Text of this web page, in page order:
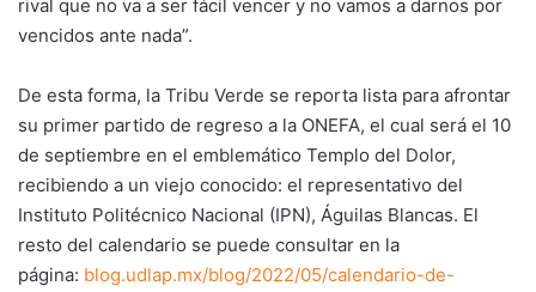
rival que no va a ser fácil vencer y no vamos a darnos por
vencidos ante nada”.
De esta forma, la Tribu Verde se reporta lista para afrontar
su primer partido de regreso a la ONEFA, el cual será el 10
de septiembre en el emblemático Templo del Dolor,
recibiendo a un viejo conocido: el representativo del
Instituto Politécnico Nacional (IPN), Águilas Blancas. El
resto del calendario se puede consultar en la
página: blog.udlap.mx/blog/2022/05/calendario-de-